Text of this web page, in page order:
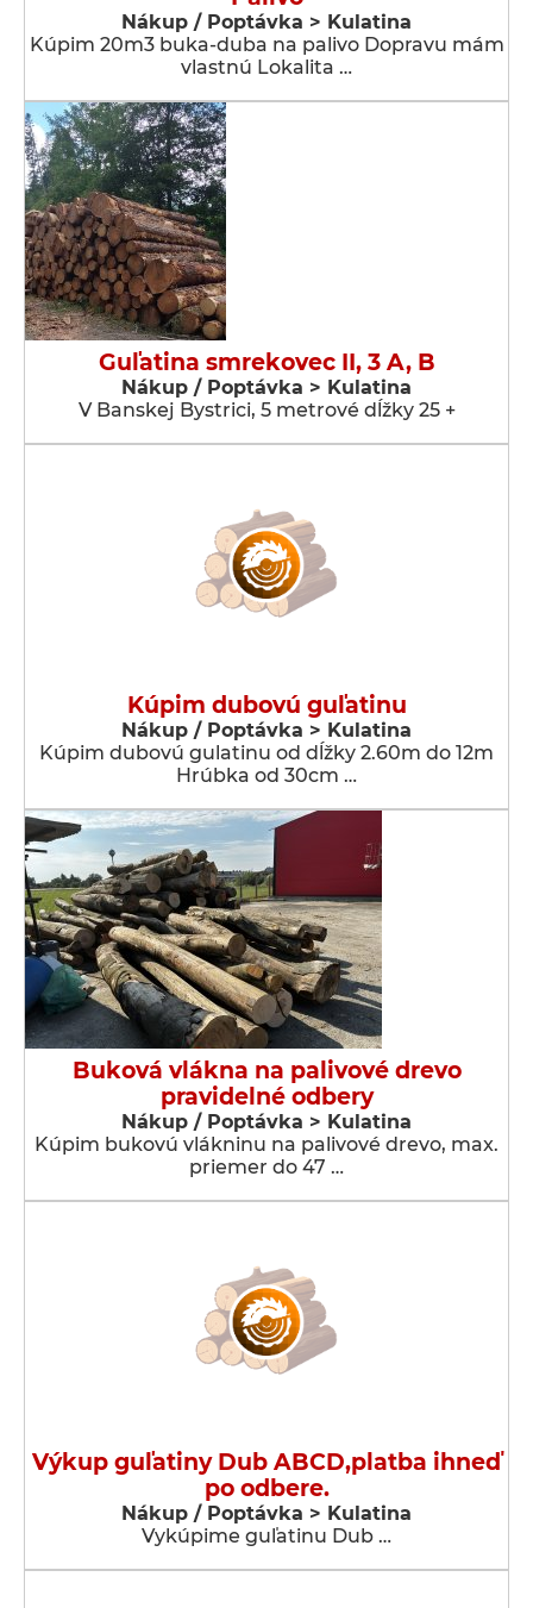
Nákup / Poptávka > Kulatina
Kúpim 20m3 buka-duba na palivo Dopravu mám
vlastnú Lokalita …
Guľatina smrekovec II, 3 A, B
Nákup / Poptávka > Kulatina
V Banskej Bystrici, 5 metrové dĺžky 25 +
Kúpim dubovú guľatinu
Nákup / Poptávka > Kulatina
Kúpim dubovú gulatinu od dĺžky 2.60m do 12m
Hrúbka od 30cm …
Buková vlákna na palivové drevo
pravidelné odbery
Nákup / Poptávka > Kulatina
Kúpim bukovú vlákninu na palivové drevo, max.
priemer do 47 …
Výkup guľatiny Dub ABCD,platba ihneď
po odbere.
Nákup / Poptávka > Kulatina
Vykúpime guľatinu Dub …